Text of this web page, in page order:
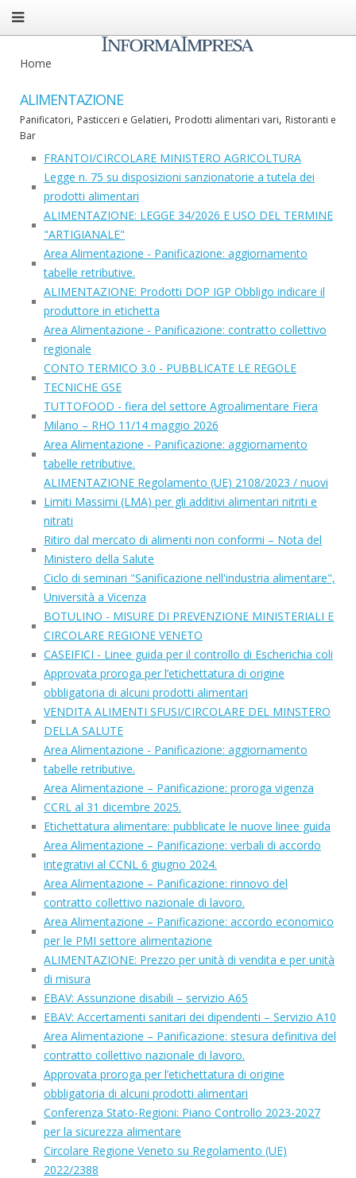
Home
ALIMENTAZIONE
Panificatori, Pasticceri e Gelatieri, Prodotti alimentari vari, Ristoranti e
Bar
FRANTOI/CIRCOLARE MINISTERO AGRICOLTURA
Legge n. 75 su disposizioni sanzionatorie a tutela dei
prodotti alimentari
ALIMENTAZIONE: LEGGE 34/2026 E USO DEL TERMINE
"ARTIGIANALE"
Area Alimentazione - Panificazione: aggiornamento
tabelle retributive.
ALIMENTAZIONE: Prodotti DOP IGP Obbligo indicare il
produttore in etichetta
Area Alimentazione - Panificazione: contratto collettivo
regionale
CONTO TERMICO 3.0 - PUBBLICATE LE REGOLE
TECNICHE GSE
TUTTOFOOD - fiera del settore Agroalimentare Fiera
Milano – RHO 11/14 maggio 2026
Area Alimentazione - Panificazione: aggiornamento
tabelle retributive.
ALIMENTAZIONE Regolamento (UE) 2108/2023 / nuovi
Limiti Massimi (LMA) per gli additivi alimentari nitriti e
nitrati
Ritiro dal mercato di alimenti non conformi – Nota del
Ministero della Salute
Ciclo di seminari "Sanificazione nell'industria alimentare",
Università a Vicenza
BOTULINO - MISURE DI PREVENZIONE MINISTERIALI E
CIRCOLARE REGIONE VENETO
CASEIFICI - Linee guida per il controllo di Escherichia coli
Approvata proroga per l’etichettatura di origine
obbligatoria di alcuni prodotti alimentari
VENDITA ALIMENTI SFUSI/CIRCOLARE DEL MINSTERO
DELLA SALUTE
Area Alimentazione - Panificazione: aggiornamento
tabelle retributive.
Area Alimentazione – Panificazione: proroga vigenza
CCRL al 31 dicembre 2025.
Etichettatura alimentare: pubblicate le nuove linee guida
Area Alimentazione – Panificazione: verbali di accordo
integrativi al CCNL 6 giugno 2024.
Area Alimentazione – Panificazione: rinnovo del
contratto collettivo nazionale di lavoro.
Area Alimentazione – Panificazione: accordo economico
per le PMI settore alimentazione
ALIMENTAZIONE: Prezzo per unità di vendita e per unità
di misura
EBAV: Assunzione disabili – servizio A65
EBAV: Accertamenti sanitari dei dipendenti – Servizio A10
Area Alimentazione – Panificazione: stesura definitiva del
contratto collettivo nazionale di lavoro.
Approvata proroga per l’etichettatura di origine
obbligatoria di alcuni prodotti alimentari
Conferenza Stato-Regioni: Piano Controllo 2023-2027
per la sicurezza alimentare
Circolare Regione Veneto su Regolamento (UE)
2022/2388